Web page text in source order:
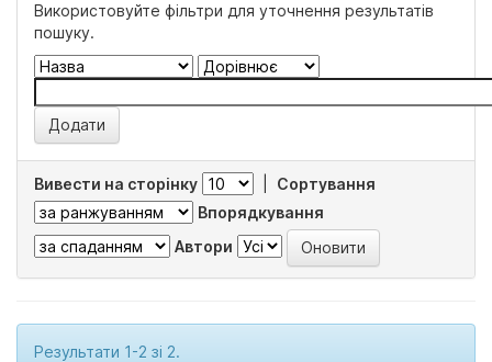
Використовуйте фільтри для уточнення результатів
пошуку.
Вивести на сторінку
Сортування
Впорядкування
Автори
Результати 1-2 зі 2.